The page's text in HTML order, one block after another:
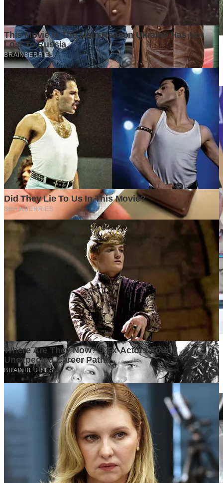
How to Choose the Perfect Flower Bouquet for Every Special
Occasion in Bali
Surat Terbuka kepada Kakak Ketua Mabida dan Peserta
Musyawarah Daerah Luar Biasa Kwarda Pramuka DKI
Jakarta